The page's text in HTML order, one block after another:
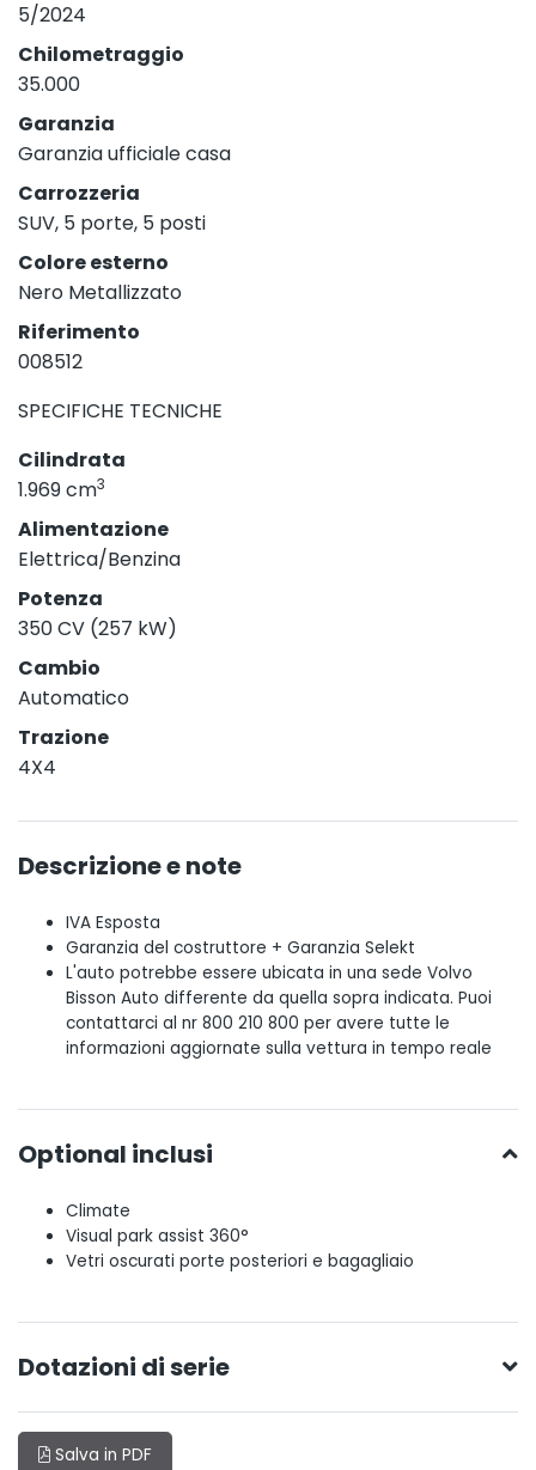
5/2024
Chilometraggio
35.000
Garanzia
Garanzia ufficiale casa
Carrozzeria
SUV, 5 porte, 5 posti
Colore esterno
Nero Metallizzato
Riferimento
008512
SPECIFICHE TECNICHE
Cilindrata
1.969 cm3
Alimentazione
Elettrica/Benzina
Potenza
350 CV (257 kW)
Cambio
Automatico
Trazione
4X4
Descrizione e note
IVA Esposta
Garanzia del costruttore + Garanzia Selekt
L'auto potrebbe essere ubicata in una sede Volvo
Bisson Auto differente da quella sopra indicata. Puoi
contattarci al nr 800 210 800 per avere tutte le
informazioni aggiornate sulla vettura in tempo reale
Optional inclusi
Climate
Visual park assist 360°
Vetri oscurati porte posteriori e bagagliaio
Dotazioni di serie
Salva in PDF